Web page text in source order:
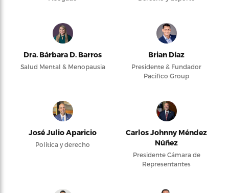
Dra. Bárbara D. Barros
Salud Mental & Menopausia
Brian Díaz
Presidente & Fundador
Pacifico Group
José Julio Aparicio
Política y derecho
Carlos Johnny Méndez
Núñez
Presidente Cámara de
Representantes